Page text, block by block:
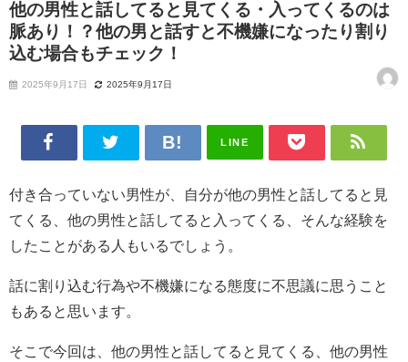
他の男性と話してると見てくる・入ってくるのは
脈あり！？他の男と話すと不機嫌になったり割り
込む場合もチェック！
2025年9月17日 2025年9月17日
LINE
付き合っていない男性が、自分が他の男性と話してると見
てくる、他の男性と話してると入ってくる、そんな経験を
したことがある人もいるでしょう。
話に割り込む行為や不機嫌になる態度に不思議に思うこと
もあると思います。
そこで今回は、他の男性と話してると見てくる、他の男性